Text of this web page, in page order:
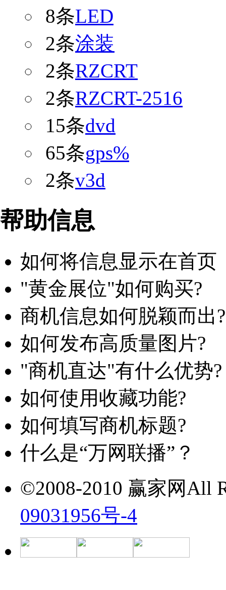
8条LED
2条涂装
2条RZCRT
2条RZCRT-2516
15条dvd
65条gps%
2条v3d
帮助信息
如何将信息显示在首页
"黄金展位"如何购买?
商机信息如何脱颖而出?
如何发布高质量图片?
"商机直达"有什么优势?
如何使用收藏功能?
如何填写商机标题?
什么是“万网联播”？
©2008-2010 赢家网All
09031956号-4